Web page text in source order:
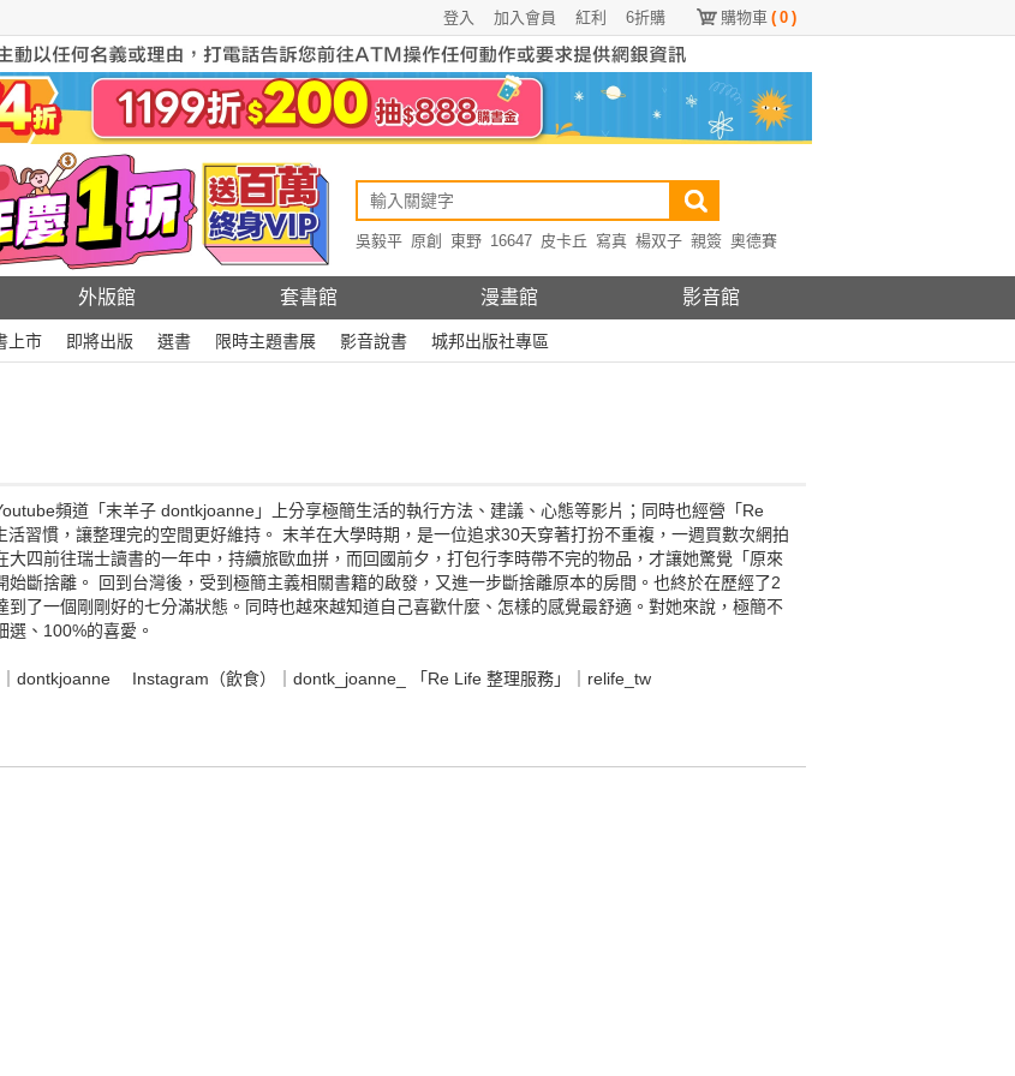
購物車 ( 0 )
6折購
紅利
加入會員
登入
吳毅平 原創 東野 16647 皮卡丘 寫真 楊双子 親簽 奧德賽
外版館 套書館 漫畫館 影音館
上市 即將出版 選書 限時主題書展 影音說書 城邦出版社專區
頻道「末羊子 dontkjoanne」上分享極簡生活的執行方法、建議、心態等影片；同時也經營「Re
習慣，讓整理完的空間更好維持。 末羊在大學時期，是一位追求30天穿著打扮不重複，一週買數次網拍
四前往瑞士讀書的一年中，持續旅歐血拼，而回國前夕，打包行李時帶不完的物品，才讓她驚覺「原來
斷捨離。 回到台灣後，受到極簡主義相關書籍的啟發，又進一步斷捨離原本的房間。也終於在歷經了2
了一個剛剛好的七分滿狀態。同時也越來越知道自己喜歡什麼、怎樣的感覺最舒適。對她來說，極簡不
、100%的喜愛。
dontkjoanne Instagram（飲食）｜dontk_joanne_ 「Re Life 整理服務」｜relife_tw